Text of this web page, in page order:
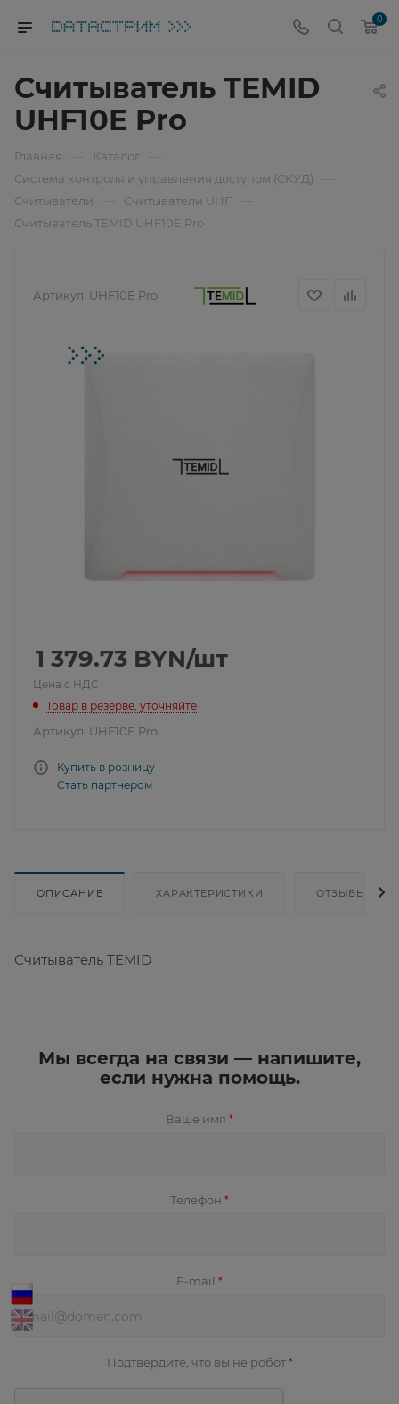
0
Считыватель TEMID
UHF10E Pro
Главная Каталог
Система контроля и управления доступом (СКУД)
Считыватели Считыватели UHF
Считыватель TEMID UHF10E Pro
Артикул: UHF10E Pro
1 379.73 BYN/шт
Цена с НДС
Товар в резерве, уточняйте
Артикул: UHF10E Pro
Купить в розницу
Стать партнером
ОПИСАНИЕ ХАРАКТЕРИСТИКИ ОТЗЫВЫ
Считыватель TEMID
Мы всегда на связи — напишите,
если нужна помощь.
Ваше имя *
Телефон *
E-mail *
Подтвердите, что вы не робот *